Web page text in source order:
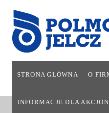
STRONA GŁÓWNA O
INFORMACJE DLA